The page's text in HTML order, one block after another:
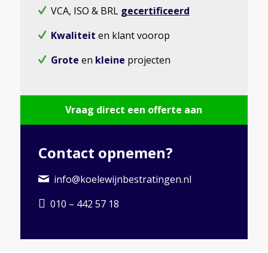
VCA, ISO & BRL gecertificeerd
Kwaliteit en klant voorop
Grote en kleine projecten
Vraag direct een offerte aan
Contact opnemen?
info@koelewijnbestratingen.nl
010 – 442 57 18